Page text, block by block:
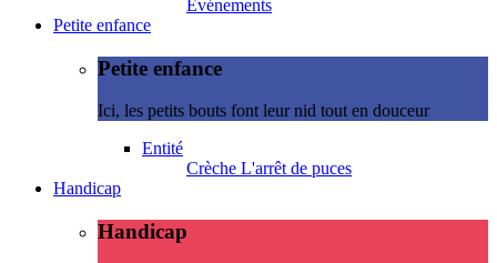
Evénements
Petite enfance
Petite enfance
Ici, les petits bouts font leur nid tout en douceur
Entité
Crèche L'arrêt de puces
Handicap
Handicap